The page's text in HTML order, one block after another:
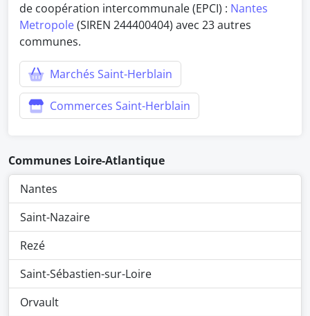
de coopération intercommunale (EPCI) : Nantes
Metropole(SIREN 244400404) avec 23 autres
communes.
Marchés Saint-Herblain
Commerces Saint-Herblain
Communes Loire-Atlantique
Nantes
Saint-Nazaire
Rezé
Saint-Sébastien-sur-Loire
Orvault